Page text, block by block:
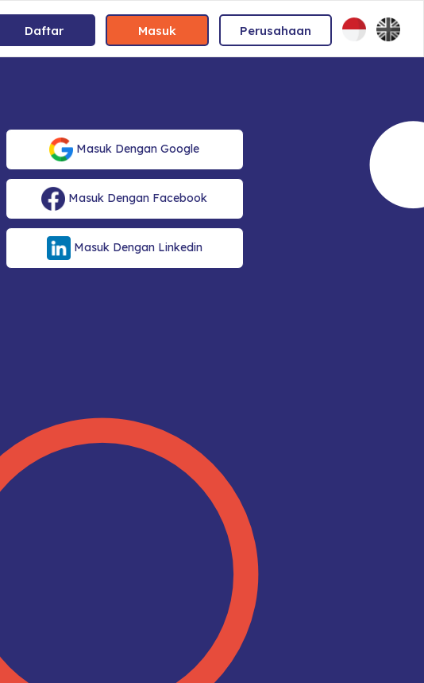
Daftar Masuk Perusahaan
Masuk Dengan Google
Masuk Dengan Facebook
Masuk Dengan Linkedin